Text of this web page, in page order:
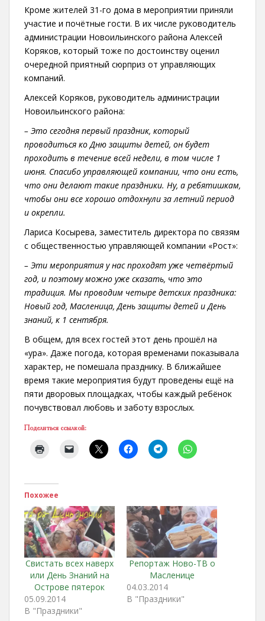
Кроме жителей 31-го дома в мероприятии приняли
участие и почётные гости. В их числе руководитель
администрации Новоильинского района Алексей
Коряков, который тоже по достоинству оценил
очередной приятный сюрприз от управляющих
компаний.
Алексей Коряков, руководитель администрации
Новоильинского района:
– Это сегодня первый праздник, который
проводиться ко Дню защиты детей, он будет
проходить в течение всей недели, в том числе 1
июня. Спасибо управляющей компании, что они есть,
что они делают такие праздники. Ну, а ребятишкам,
чтобы они все хорошо отдохнули за летний период
и окрепли.
Лариса Косырева, заместитель директора по связям
с общественностью управляющей компании «Рост»:
– Эти мероприятия у нас проходят уже четвёртый
год, и поэтому можно уже сказать, что это
традиция. Мы проводим четыре детских праздника:
Новый год, Масленица, День защиты детей и День
знаний, к 1 сентября.
В общем, для всех гостей этот день прошёл на
«ура». Даже погода, которая временами показывала
характер, не помешала празднику. В ближайшее
время такие мероприятия будут проведены ещё на
пяти дворовых площадках, чтобы каждый ребёнок
почувствовал любовь и заботу взрослых.
Поделиться ссылкой:
Похожее
Свистать всех наверх
или День Знаний на
Острове пятерок
05.09.2014
В "Праздники"
Репортаж Ново-ТВ о
Масленице
04.03.2014
В "Праздники"